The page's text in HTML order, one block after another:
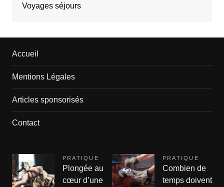
Voyages séjours
Accueil
Mentions Légales
Articles sponsorisés
Contact
PRATIQUE
Plongée au
cœur d’une
PRATIQUE
Combien de
temps doivent